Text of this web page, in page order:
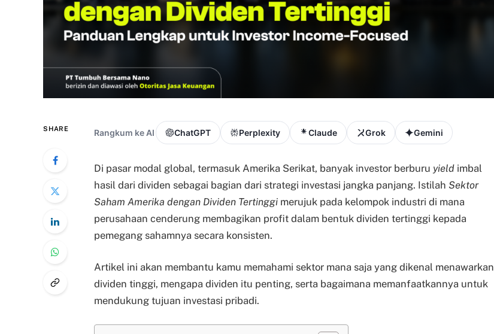
SHARE Rangkum ke AI ChatGPT Perplexity Claude Grok Gemini
Di pasar modal global, termasuk Amerika Serikat, banyak investor berburu yield imbal
hasil dari dividen sebagai bagian dari strategi investasi jangka panjang. Istilah Sektor
Saham Amerika dengan Dividen Tertinggi merujuk pada kelompok industri di mana
perusahaan cenderung membagikan profit dalam bentuk dividen tertinggi kepada
pemegang sahamnya secara konsisten.
Artikel ini akan membantu kamu memahami sektor mana saja yang dikenal menawarkan
dividen tinggi, mengapa dividen itu penting, serta bagaimana memanfaatkannya untuk
mendukung tujuan investasi pribadi.